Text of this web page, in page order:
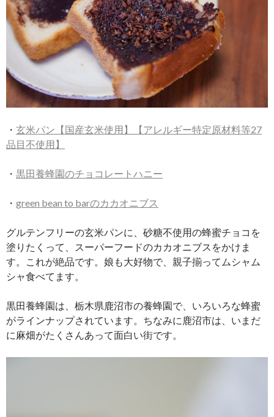
・ 玄米パン【国産玄米使用】【アレルギー特定原材料等27
品目不使用】
・ 黒田養蜂園のチョコレートハニー
・ green bean to barのカカオニブス
グルテンフリーの玄米パンに、砂糖不使用の蜂蜜チョコを
塗りたくって、スーパーフードのカカオニブスをかけま
す。これが絶品です。娘も大好物で、親子揃ってムシャム
シャ食べてます。
黒田養蜂園は、栃木県鹿沼市の養蜂園で、いろいろな蜂蜜
がラインナップされています。ちなみに鹿沼市は、いまだ
に麻畑がたくさんあって面白い街です。